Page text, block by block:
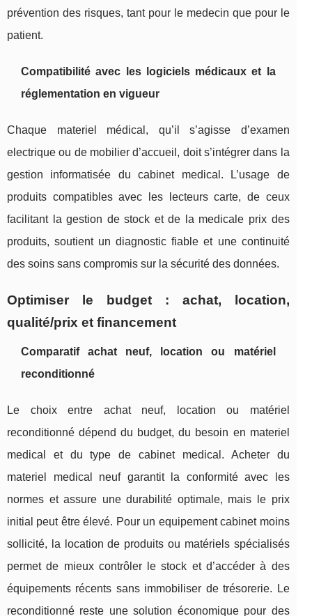
prévention des risques, tant pour le medecin que pour le
patient.
Compatibilité avec les logiciels médicaux et la
réglementation en vigueur
Chaque materiel médical, qu’il s’agisse d’examen
electrique ou de mobilier d’accueil, doit s’intégrer dans la
gestion informatisée du cabinet medical. L’usage de
produits compatibles avec les lecteurs carte, de ceux
facilitant la gestion de stock et de la medicale prix des
produits, soutient un diagnostic fiable et une continuité
des soins sans compromis sur la sécurité des données.
Optimiser le budget : achat, location,
qualité/prix et financement
Comparatif achat neuf, location ou matériel
reconditionné
Le choix entre achat neuf, location ou matériel
reconditionné dépend du budget, du besoin en materiel
medical et du type de cabinet medical. Acheter du
materiel medical neuf garantit la conformité avec les
normes et assure une durabilité optimale, mais le prix
initial peut être élevé. Pour un equipement cabinet moins
sollicité, la location de produits ou matériels spécialisés
permet de mieux contrôler le stock et d’accéder à des
équipements récents sans immobiliser de trésorerie. Le
reconditionné reste une solution économique pour des